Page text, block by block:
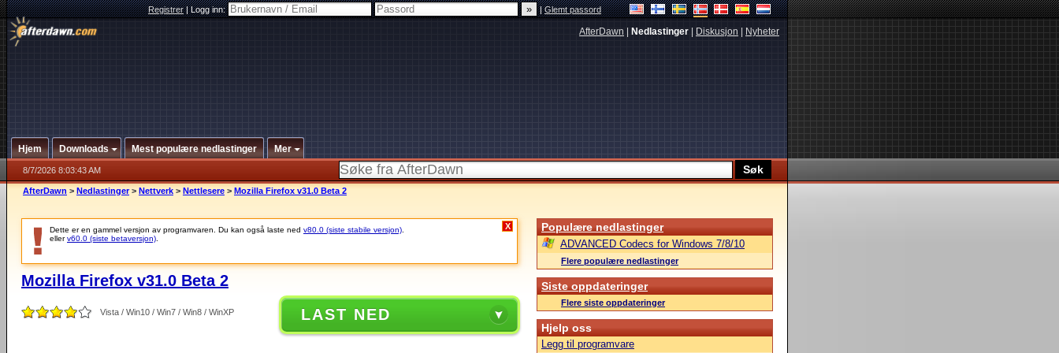
Registrer|Logg inn: |Glemt passord
AfterDawn Nedlastinger Diskusjon Nyheter
Hjem Downloads Mest populære nedlastinger Mer
8/7/2026 8:03:43 AM
AfterDawn > Nedlastinger > Nettverk > Nettlesere > Mozilla Firefox v31.0 Beta 2
Dette er en gammel versjon av programvaren. Du kan også laste ned v80.0 (siste stabile versjon)
ellerv60.0 (siste betaversjon)
X
Mozilla Firefox v31.0 Beta 2
Vista / Win10 / Win7 / Win8 / WinXP LAST NED
Populære nedlastinger
ADVANCED Codecs for Windows 7/8/10
Flere populære nedlastinger
Siste oppdateringer
Flere siste oppdateringer
Hjelp oss
Legg til programvare